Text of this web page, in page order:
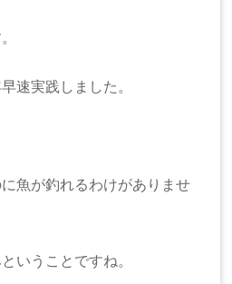
速実践しました。
魚が釣れるわけがありませ
いうことですね。